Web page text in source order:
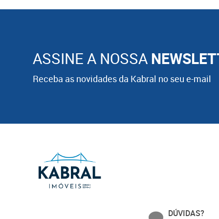
ASSINE A NOSSA
Receba as novidades da Kabral no seu e-mail
DÚVIDAS?